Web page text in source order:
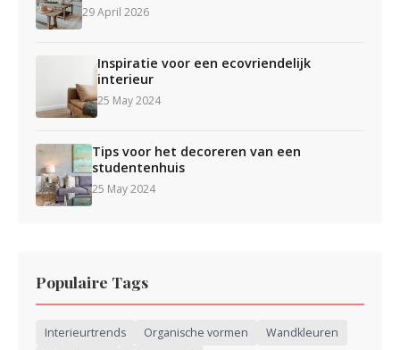
29 April 2026
Inspiratie voor een ecovriendelijk
interieur
25 May 2024
Tips voor het decoreren van een
studentenhuis
25 May 2024
Populaire Tags
Interieurtrends Organische vormen
Wandkleuren